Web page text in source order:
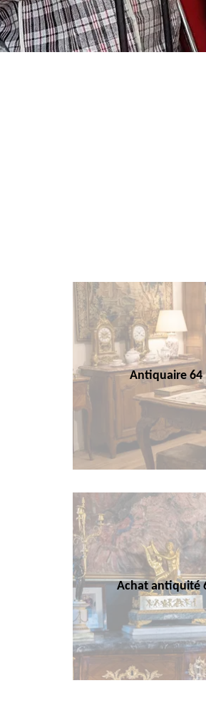
Antiquaire 64
Achat antiquité